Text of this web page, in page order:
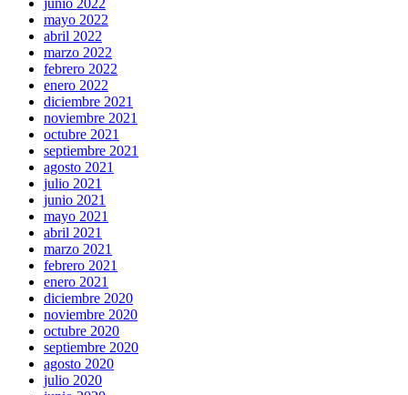
junio 2022
mayo 2022
abril 2022
marzo 2022
febrero 2022
enero 2022
diciembre 2021
noviembre 2021
octubre 2021
septiembre 2021
agosto 2021
julio 2021
junio 2021
mayo 2021
abril 2021
marzo 2021
febrero 2021
enero 2021
diciembre 2020
noviembre 2020
octubre 2020
septiembre 2020
agosto 2020
julio 2020